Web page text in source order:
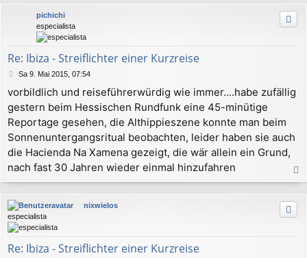
c
pichichi
especialista
Re: Ibiza - Streiflichter einer Kurzreise
B
i
t
a
g
Sa 9. Mai 2015, 07:54
vorbildlich und reiseführerwürdig wie immer....habe zufällig
gestern beim Hessischen Rundfunk eine 45-minütige
Reportage gesehen, die Althippieszene konnte man beim
Sonnenuntergangsritual beobachten, leider haben sie auch
die Hacienda Na Xamena gezeigt, die wär allein ein Grund,
nach fast 30 Jahren wieder einmal hinzufahren
a
c
nixwielos
especialista
Re: Ibiza - Streiflichter einer Kurzreise